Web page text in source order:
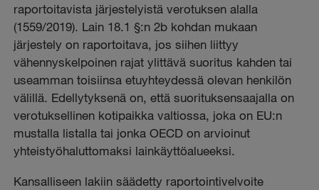
raportoitavista järjestelyistä verotuksen alalla
(1559/2019). Lain 18.1 §:n 2b kohdan mukaan
järjestely on raportoitava, jos siihen liittyy
vähennyskelpoinen rajat ylittävä suoritus kahden tai
useamman toisiinsa etuyhteydessä olevan henkilön
välillä. Edellytyksenä on, että suorituksensaajalla on
verotuksellinen kotipaikka valtiossa, joka on EU:n
mustalla listalla tai jonka OECD on arvioinut
yhteistyöhaluttomaksi lainkäyttöalueeksi.
Kansalliseen lakiin säädetty raportointivelvoite